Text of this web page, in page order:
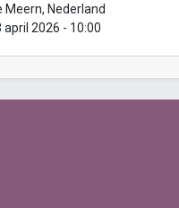
Meern, Nederland
april 2026 - 10:00